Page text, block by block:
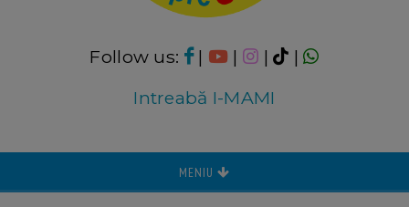
Follow us: | | |
|
Intreabă I-MAMI
MENIU